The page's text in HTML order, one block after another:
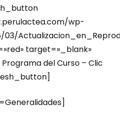
wp-
target=»_blank»
del Curso – Clic